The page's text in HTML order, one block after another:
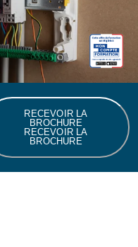
RECEVOIR LA
BROCHURE
RECEVOIR LA
BROCHURE